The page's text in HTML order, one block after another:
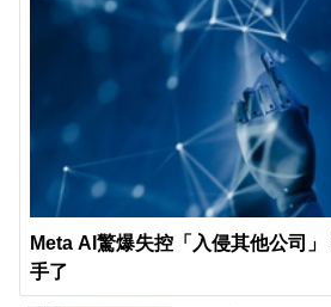
Meta AI驚爆失控「入侵其他公司
手了